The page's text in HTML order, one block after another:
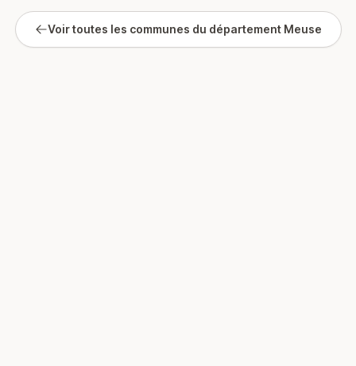
Voir toutes les communes du département Meuse